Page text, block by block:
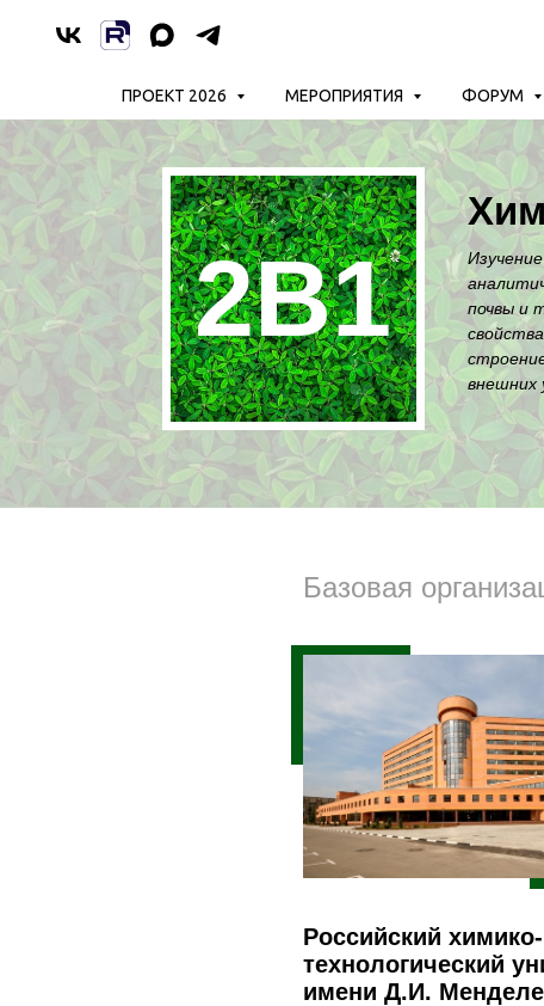
ПРОЕКТ 2026 МЕРОПРИЯТИЯ ФОРУМ
2B1
почвы и
внешних
Российский химико-
технологический
имени Д.И.
Базовая